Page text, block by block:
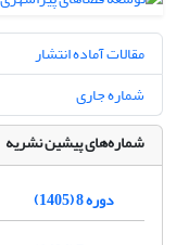
مقالات آماده انتشار
شماره جاری
شماره‌های پیشین نشریه
دوره 8 (1405)